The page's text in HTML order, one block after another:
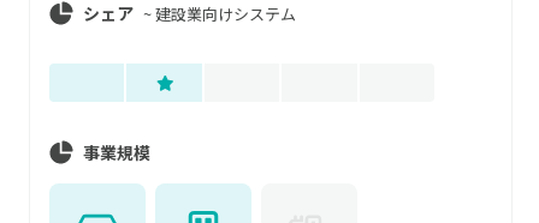
シェア ~建設業向けシステム
事業規模